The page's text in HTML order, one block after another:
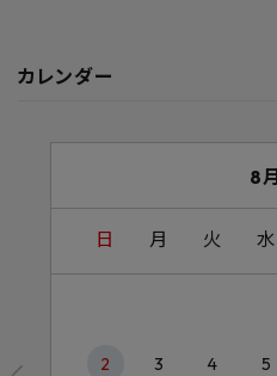
カレンダー
8月
日 月 火 水
2 3 4 5